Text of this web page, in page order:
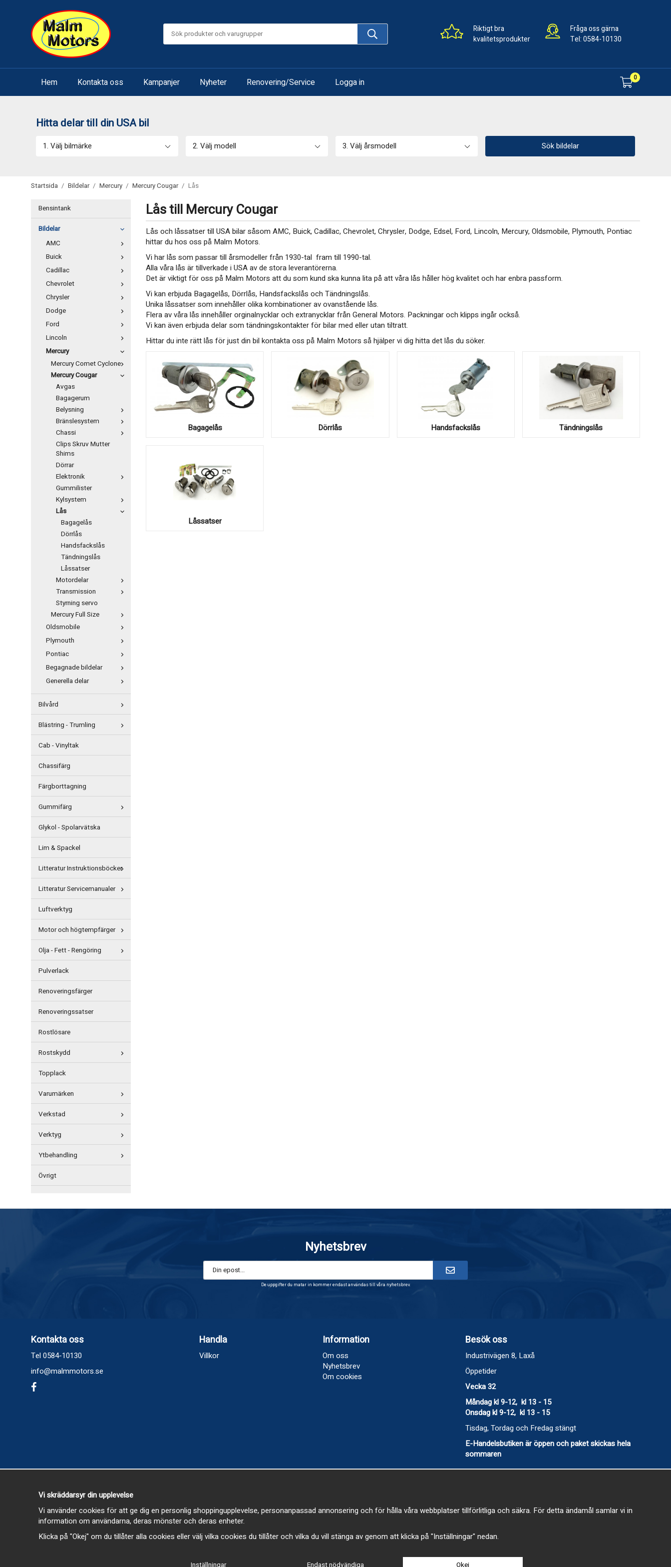
Riktigt bra
kvalitetsprodukter
Fråga oss gärna
Tel:0584-10130
Hem Kontakta oss Kampanjer Nyheter Renovering/Service Logga in 0
Hitta delar till din USA bil
1. Välj bilmärke 2. Välj modell 3. Välj årsmodell Sök bildelar
Startsida / Bildelar / Mercury / Mercury Cougar / Lås
Bensintank
Bildelar
AMC
Buick
Cadillac
Chevrolet
Chrysler
Dodge
Ford
Lincoln
Mercury
Mercury Comet Cyclone
Mercury Cougar
Avgas
Bagagerum
Belysning
Bränslesystem
Chassi
Clips Skruv Mutter
Shims
Dörrar
Elektronik
Gummilister
Kylsystem
Lås
Bagagelås
Dörrlås
Handsfackslås
Tändningslås
Låssatser
Motordelar
Transmission
Styrning servo
Mercury Full Size
Oldsmobile
Plymouth
Pontiac
Begagnade bildelar
Generella delar
Bilvård
Blästring - Trumling
Cab - Vinyltak
Chassifärg
Färgborttagning
Gummifärg
Glykol - Spolarvätska
Lim & Spackel
Litteratur Instruktionsböcker
Litteratur Servicemanualer
Luftverktyg
Motor och högtempfärger
Olja - Fett - Rengöring
Pulverlack
Renoveringsfärger
Renoveringssatser
Rostlösare
Rostskydd
Topplack
Varumärken
Verkstad
Verktyg
Ytbehandling
Övrigt
Lås till Mercury Cougar
Lås och låssatser till USA bilar såsom AMC, Buick, Cadillac, Chevrolet, Chrysler, Dodge, Edsel, Ford, Lincoln, Mercury, Oldsmobile, Plymouth, Pontiac
hittar du hos oss på Malm Motors.
Vi har lås som passar till årsmodeller från 1930-tal fram till 1990-tal.
Alla våra lås är tillverkade i USA av de stora leverantörerna.
Det är viktigt för oss på Malm Motors att du som kund ska kunna lita på att våra lås håller hög kvalitet och har enbra passform.
Vi kan erbjuda Bagagelås, Dörrlås, Handsfackslås och Tändningslås.
Unika låssatser som innehåller olika kombinationer av ovanstående lås.
Flera av våra lås innehåller orginalnycklar och extranycklar från General Motors. Packningar och klipps ingår också.
Vi kan även erbjuda delar som tändningskontakter för bilar med eller utan tiltratt.
Hittar du inte rätt lås för just din bil kontakta oss på Malm Motors så hjälper vi dig hitta det lås du söker.
Bagagelås Dörrlås Handsfackslås Tändningslås
Låssatser
Nyhetsbrev
De uppgifter du matar in kommer endast användas till våra nyhetsbrev.
Kontakta oss
Tel 0584-10130
info@malmmotors.se
Handla
Villkor
Information
Om oss
Nyhetsbrev
Om cookies
Besök oss
Industrivägen 8, Laxå
Öppetider
Vecka 32
Måndag kl 9-12, kl 13 - 15
Onsdag kl 9-12, kl 13 - 15
Tisdag, Tordag och Fredag stängt
E-Handelsbutiken är öppen och paket skickas hela
sommaren
Vi skräddarsyr din upplevelse
Vi använder cookies för att ge dig en personlig shoppingupplevelse, personanpassad annonsering och för hålla våra webbplatser tillförlitliga och säkra. För detta ändamål samlar vi in
information om användarna, deras mönster och deras enheter.
Klicka på "Okej" om du tillåter alla cookies eller välj vilka cookies du tillåter och vilka du vill stänga av genom att klicka på "Inställningar" nedan.
Inställningar Endast nödvändiga Okej